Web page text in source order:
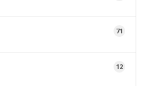
71
12